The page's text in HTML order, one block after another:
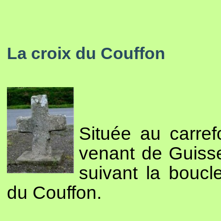
La croix du Couffon
Située au
venant de
suivant la
du Couffon.